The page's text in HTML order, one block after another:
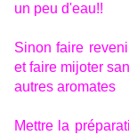
un peu d'eau!!
Sinon faire
et faire mijoter
autres aromates
Mettre la